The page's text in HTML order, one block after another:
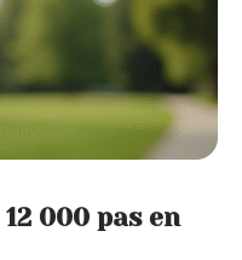
000 pas en